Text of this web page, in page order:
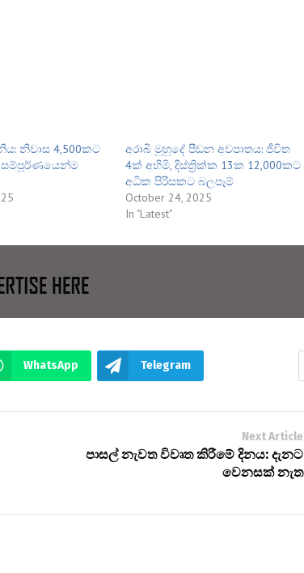
නිවාස 4,500කට
සම්පූර්ණයෙන්ම
අරාබි මුහුදේ පීඩන අවපාතය: ජීවිත
4ක් අහිමි, දිස්ත්‍රික්ක 13ක 12,000කට
අධික පිරිසකට බලපෑම්
October 24, 2025
In "Latest"
WhatsApp Telegram
Next Article
පාසල් නැවත විවෘත කිරීමේ දිනය: දැනට
වෙනසක් නැත